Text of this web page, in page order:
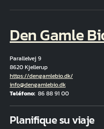
Den Gamle
Parallelvej 9
8620 Kjellerup
Hjemmeside
https://dengamlebio.dk/
Correo electrónico
info@dengamlebio.dk
Teléfono 86 88 91 00
Planifique su viaje